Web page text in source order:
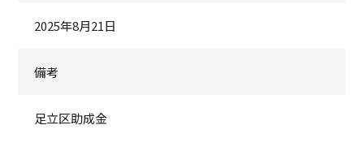
2025年8月21日
備考
足立区助成金